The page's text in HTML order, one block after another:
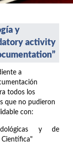
y
activity
a
todos los
que no pudieron
con:
y de
Científica"